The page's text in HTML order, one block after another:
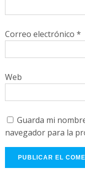
Correo electrónico *
Web
Guarda mi
navegador para la